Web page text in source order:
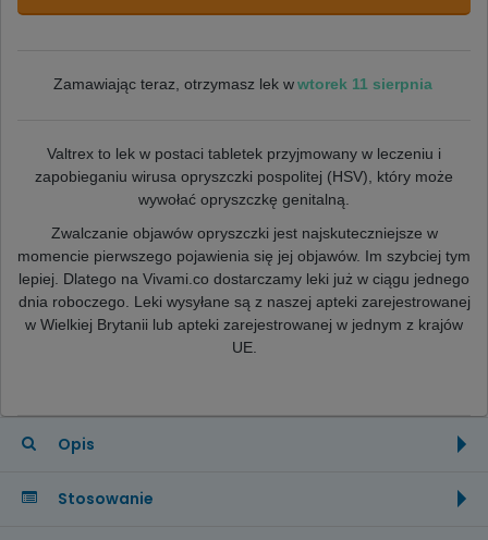
Zamawiając teraz, otrzymasz lek w wtorek 11 sierpnia
Valtrex to lek w postaci tabletek przyjmowany w leczeniu i
zapobieganiu wirusa opryszczki pospolitej (HSV), który może
wywołać opryszczkę genitalną.
Zwalczanie objawów opryszczki jest najskuteczniejsze w
momencie pierwszego pojawienia się jej objawów. Im szybciej tym
lepiej. Dlatego na Vivami.co dostarczamy leki już w ciągu jednego
dnia roboczego. Leki wysyłane są z naszej apteki zarejestrowanej
w Wielkiej Brytanii lub apteki zarejestrowanej w jednym z krajów
UE.
Opis
Stosowanie